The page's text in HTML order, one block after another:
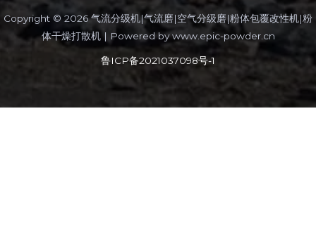
Copyright © 2026 气流分级机|气流磨|空气分级磨|粉体包覆改性机|粉
体干燥打散机 | Powered bywww.epic-powder.cn
鲁ICP备2021037098号-1